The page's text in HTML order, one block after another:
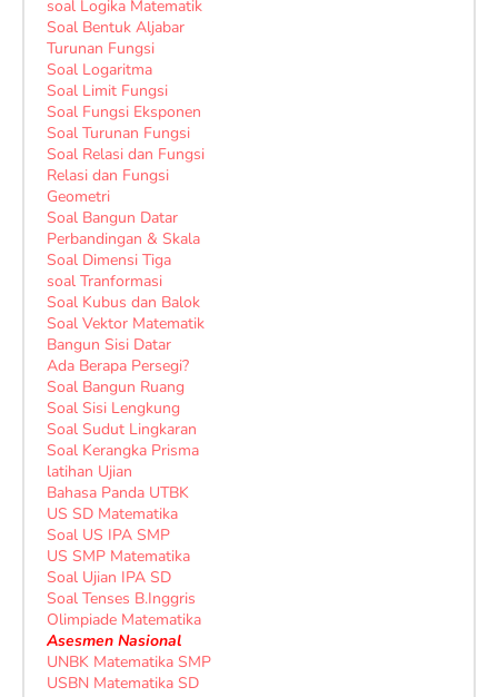
soal Logika Matematik
Soal Bentuk Aljabar
Turunan Fungsi
Soal Logaritma
Soal Limit Fungsi
Soal Fungsi Eksponen
Soal Turunan Fungsi
Soal Relasi dan Fungsi
Relasi dan Fungsi
Geometri
Soal Bangun Datar
Perbandingan & Skala
Soal Dimensi Tiga
soal Tranformasi
Soal Kubus dan Balok
Soal Vektor Matematik
Bangun Sisi Datar
Ada Berapa Persegi?
Soal Bangun Ruang
Soal Sisi Lengkung
Soal Sudut Lingkaran
Soal Kerangka Prisma
latihan Ujian
Bahasa Panda UTBK
US SD Matematika
Soal US IPA SMP
US SMP Matematika
Soal Ujian IPA SD
Soal Tenses B.Inggris
Olimpiade Matematika
Asesmen Nasional
UNBK Matematika SMP
USBN Matematika SD